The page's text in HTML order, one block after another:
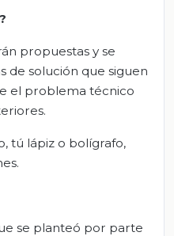
propuestas y se
de solución que siguen
el problema técnico
tú lápiz o bolígrafo,
se planteó por parte